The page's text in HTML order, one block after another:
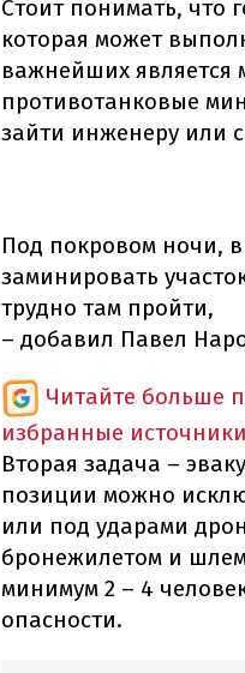
Стоит понимать, что
которая может
важнейших является
противотанковые
зайти инженеру или
Под покровом ночи,
заминировать
трудно там пройти,
– добавил Павел
Читайте больше
избранные
Вторая задача –
позиции можно
или под ударами
бронежилетом и
минимум 2 – 4
опасности.